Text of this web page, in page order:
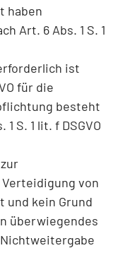
haben
Art. 6 Abs. 1 S. 1
ist
für die
besteht
S. 1 lit. f DSGVO
von
und kein Grund
überwiegendes